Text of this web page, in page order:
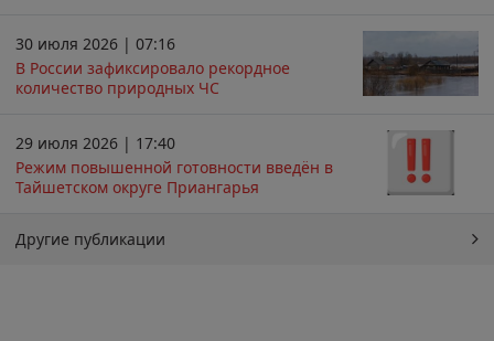
30 июля 2026 | 07:16
В России зафиксировало рекордное
количество природных ЧС
29 июля 2026 | 17:40
Режим повышенной готовности введён в
Тайшетском округе Приангарья
Другие публикации